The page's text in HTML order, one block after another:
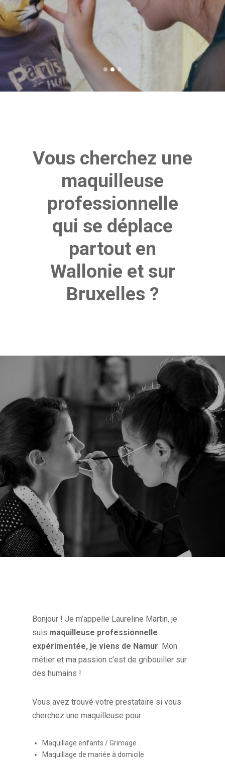
?
Je l'ai trouvée & je souhaite un devis
!
Vous cherchez une
maquilleuse
professionnelle
qui se déplace
partout en
Wallonie et sur
Bruxelles ?
Bonjour ! Je m’appelle Laureline Martin, je
suis maquilleuse professionnelle
expérimentée, je viens de Namur. Mon
métier et ma passion c’est de gribouiller sur
des humains !
Vous avez trouvé votre prestataire si vous
cherchez une maquilleuse pour :
Maquillage enfants / Grimage
Maquillage de mariée à domicile